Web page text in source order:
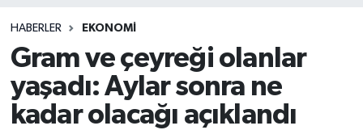
HABERLER EKONOMİ
Gram ve çeyreği olanlar
yaşadı: Aylar sonra ne
kadar olacağı açıklandı
Haber Arşivi